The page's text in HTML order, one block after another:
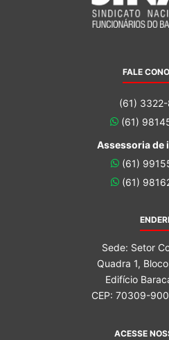
FALE
(61)
(61)
Assessoria de
(61)
(61)
Sede: Setor
Quadra 1,
Edifício
CEP: 70309-
ACESSE